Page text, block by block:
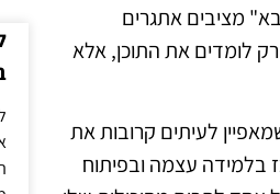
מציבים אתגרים
לומדים את התוכן, אלא
לעיתים קרובות את
בלמידה עצמה ובפיתוח